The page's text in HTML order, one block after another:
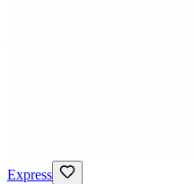
Express